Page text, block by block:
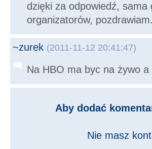
dzięki za odpowiedź,
organizatorów,
~zurek (2011-11-12 20:41:47)
Na HBO ma byc na żywo
Aby dodać
Nie masz